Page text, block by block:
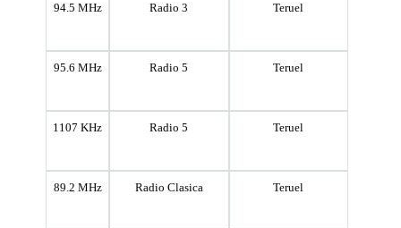
94.5 MHz Radio 3 Teruel
95.6 MHz Radio 5 Teruel
1107 KHz Radio 5 Teruel
89.2 MHz Radio Clasica Teruel